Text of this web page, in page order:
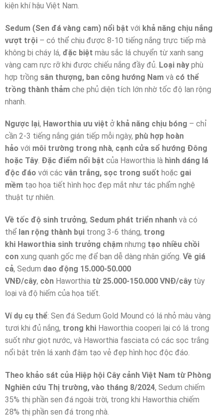
kiện khí hậu Việt Nam.
Sedum (Sen đá vàng cam) nổi bật với khả năng chịu nắng
vượt trội – có thể chịu được 8-10 tiếng nắng trực tiếp mà
không bị cháy lá, đặc biệt màu sắc lá chuyển từ xanh sang
vàng cam rực rỡ khi được chiếu nắng đầy đủ. Loại này phù
hợp trồng sân thượng, ban công hướng Nam và có thể
trồng thành thảm che phủ diện tích lớn nhờ tốc độ lan rộng
nhanh.
Ngược lại, Haworthia ưu việt ở khả năng chịu bóng – chỉ
cần 2-3 tiếng nắng gián tiếp mỗi ngày, phù hợp hoàn
hảo với môi trường trong nhà, cạnh cửa sổ hướng Đông
hoặc Tây. Đặc điểm nổi bật của Haworthia là hình dáng lá
độc đáo với các vân trắng, sọc trong suốt hoặc gai
mềm tạo họa tiết hình học đẹp mắt như tác phẩm nghệ
thuật tự nhiên.
Về tốc độ sinh trưởng, Sedum phát triển nhanh và có
thể lan rộng thành bụi trong 3-6 tháng, trong
khi Haworthia sinh trưởng chậm nhưng tạo nhiều chồi
con xung quanh gốc mẹ để bạn dễ dàng nhân giống. Về giá
cả, Sedum dao động 15.000-50.000
VNĐ/cây, còn Haworthia từ 25.000-150.000 VNĐ/cây tùy
loại và độ hiếm của họa tiết.
Ví dụ cụ thể: Sen đá Sedum Gold Mound có lá nhỏ màu vàng
tươi khi đủ nắng, trong khi Haworthia cooperi lại có lá trong
suốt như giọt nước, và Haworthia fasciata có các sọc trắng
nổi bật trên lá xanh đậm tạo vẻ đẹp hình học độc đáo.
Theo khảo sát của Hiệp hội Cây cảnh Việt Nam từ Phòng
Nghiên cứu Thị trường, vào tháng 8/2024, Sedum chiếm
35% thị phần sen đá ngoài trời, trong khi Haworthia chiếm
28% thị phần sen đá trong nhà.